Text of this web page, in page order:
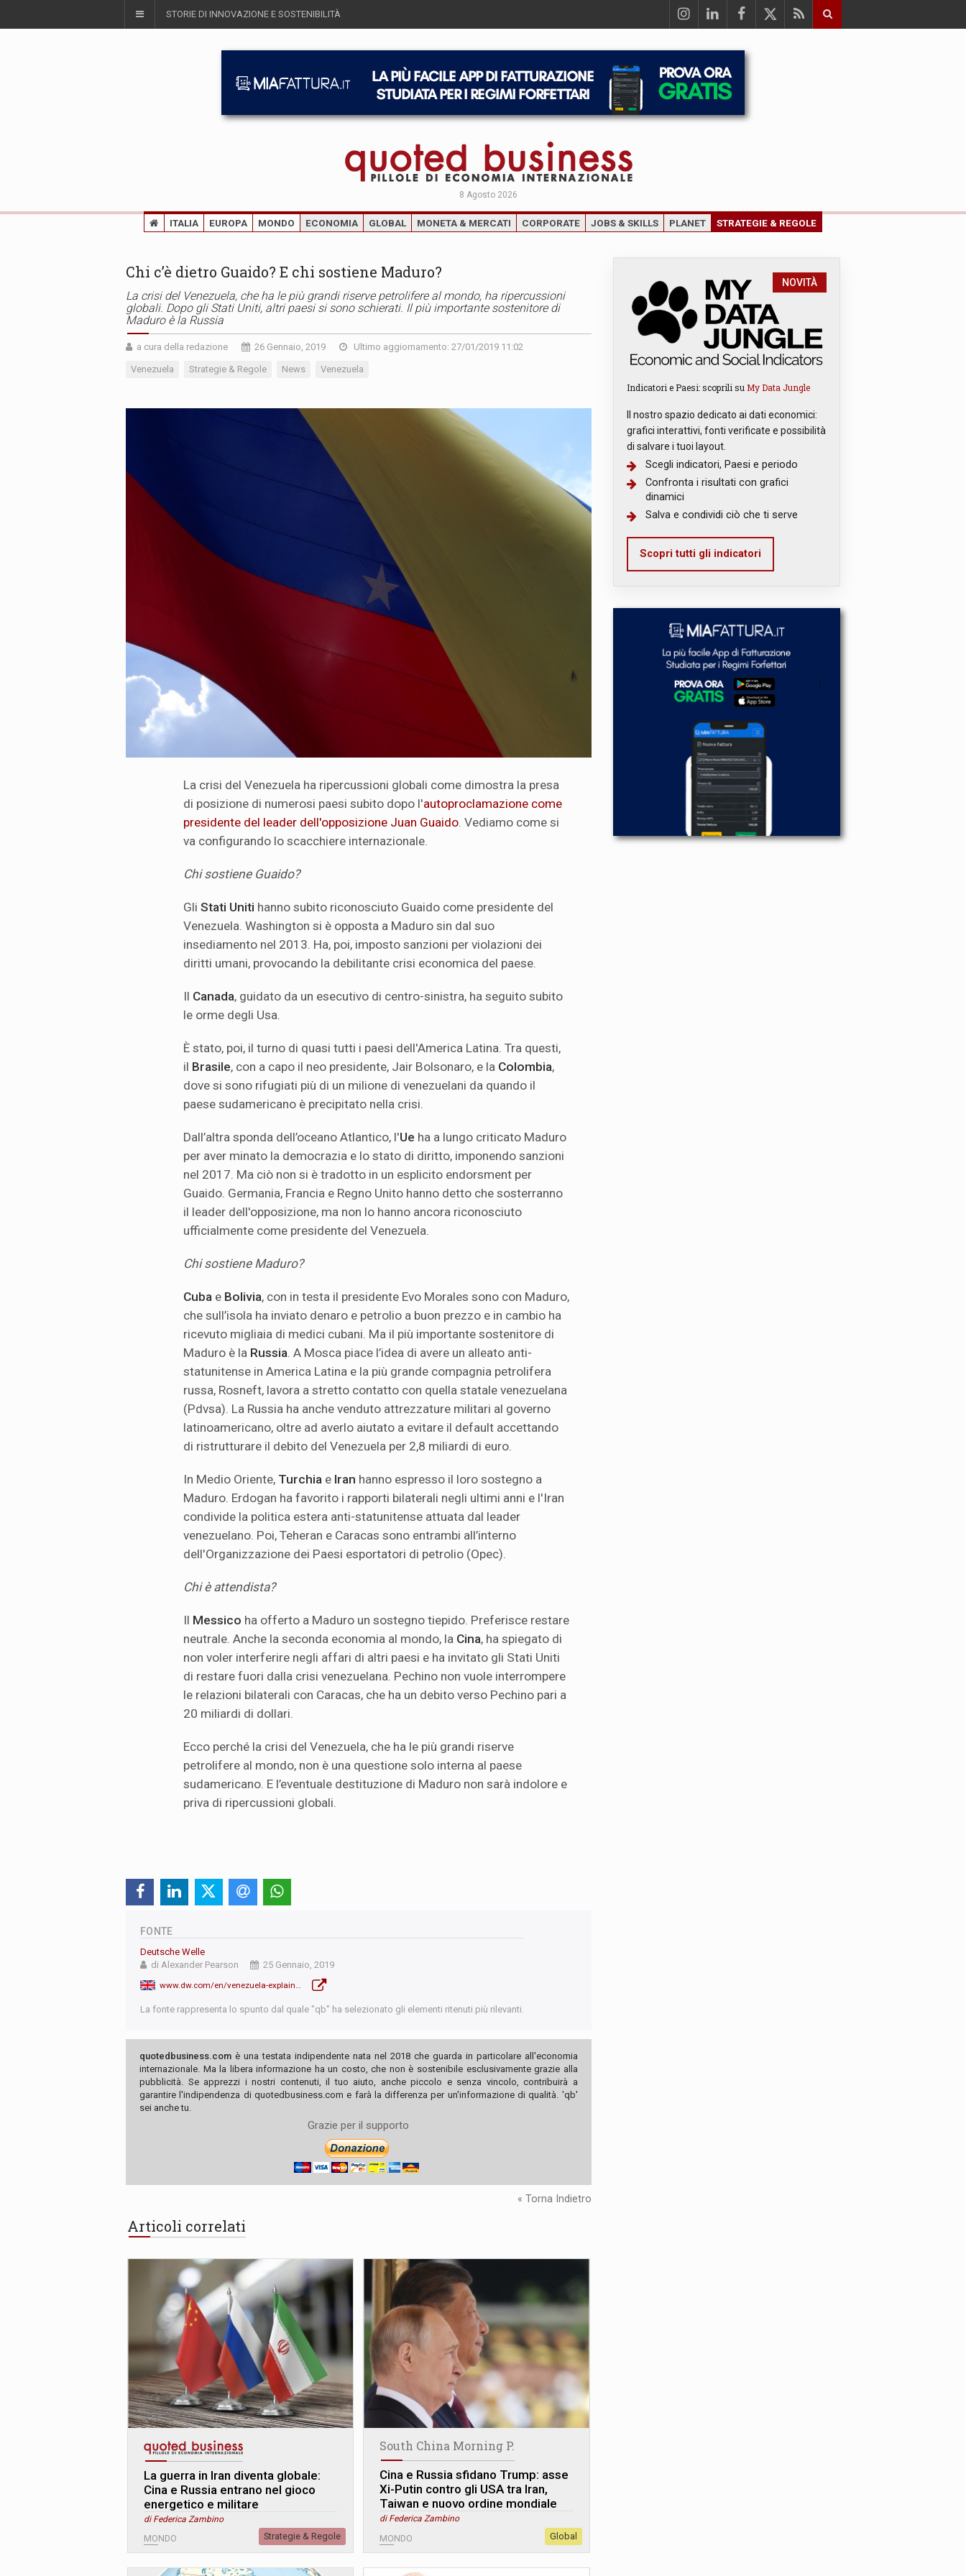
STORIE DI INNOVAZIONE E SOSTENIBILITÀ
8 Agosto 2026
ITALIA EUROPA MONDO ECONOMIA GLOBAL MONETA & MERCATI CORPORATE JOBS & SKILLS PLANET STRATEGIE & REGOLE
Chi c’è dietro Guaido? E chi sostiene Maduro?
La crisi del Venezuela, che ha le più grandi riserve petrolifere al mondo, ha ripercussioni
globali. Dopo gli Stati Uniti, altri paesi si sono schierati. Il più importante sostenitore di
Maduro è la Russia
a cura della redazione 26 Gennaio, 2019 Ultimo aggiornamento: 27/01/2019 11:02
Venezuela Strategie & Regole News Venezuela
La crisi del Venezuela ha ripercussioni globali come dimostra la presa
di posizione di numerosi paesi subito dopo l'autoproclamazione come
presidente del leader dell'opposizione Juan Guaido. Vediamo come si
va configurando lo scacchiere internazionale.
Chi sostiene Guaido?
Gli Stati Uniti hanno subito riconosciuto Guaido come presidente del
Venezuela. Washington si è opposta a Maduro sin dal suo
insediamento nel 2013. Ha, poi, imposto sanzioni per violazioni dei
diritti umani, provocando la debilitante crisi economica del paese.
Il Canada, guidato da un esecutivo di centro-sinistra, ha seguito subito
le orme degli Usa.
È stato, poi, il turno di quasi tutti i paesi dell'America Latina. Tra questi,
il Brasile, con a capo il neo presidente, Jair Bolsonaro, e la Colombia,
dove si sono rifugiati più di un milione di venezuelani da quando il
paese sudamericano è precipitato nella crisi.
Dall’altra sponda dell’oceano Atlantico, l'Ue ha a lungo criticato Maduro
per aver minato la democrazia e lo stato di diritto, imponendo sanzioni
nel 2017. Ma ciò non si è tradotto in un esplicito endorsment per
Guaido. Germania, Francia e Regno Unito hanno detto che sosterranno
il leader dell'opposizione, ma non lo hanno ancora riconosciuto
ufficialmente come presidente del Venezuela.
Chi sostiene Maduro?
Cuba e Bolivia, con in testa il presidente Evo Morales sono con Maduro,
che sull’isola ha inviato denaro e petrolio a buon prezzo e in cambio ha
ricevuto migliaia di medici cubani. Ma il più importante sostenitore di
Maduro è la Russia. A Mosca piace l’idea di avere un alleato anti-
statunitense in America Latina e la più grande compagnia petrolifera
russa, Rosneft, lavora a stretto contatto con quella statale venezuelana
(Pdvsa). La Russia ha anche venduto attrezzature militari al governo
latinoamericano, oltre ad averlo aiutato a evitare il default accettando
di ristrutturare il debito del Venezuela per 2,8 miliardi di euro.
In Medio Oriente, Turchia e Iran hanno espresso il loro sostegno a
Maduro. Erdogan ha favorito i rapporti bilaterali negli ultimi anni e l'Iran
condivide la politica estera anti-statunitense attuata dal leader
venezuelano. Poi, Teheran e Caracas sono entrambi all’interno
dell'Organizzazione dei Paesi esportatori di petrolio (Opec).
Chi è attendista?
Il Messico ha offerto a Maduro un sostegno tiepido. Preferisce restare
neutrale. Anche la seconda economia al mondo, la Cina, ha spiegato di
non voler interferire negli affari di altri paesi e ha invitato gli Stati Uniti
di restare fuori dalla crisi venezuelana. Pechino non vuole interrompere
le relazioni bilaterali con Caracas, che ha un debito verso Pechino pari a
20 miliardi di dollari.
Ecco perché la crisi del Venezuela, che ha le più grandi riserve
petrolifere al mondo, non è una questione solo interna al paese
sudamericano. E l’eventuale destituzione di Maduro non sarà indolore e
priva di ripercussioni globali.
FONTE
Deutsche Welle
di Alexander Pearson
25 Gennaio, 2019
www.dw.com/en/venezuela-explained-who-backs-maduro-who-backs-guaido/a-47229833
La fonte rappresenta lo spunto dal quale "qb" ha selezionato gli elementi ritenuti più rilevanti.
quotedbusiness.com è una testata indipendente nata nel 2018 che guarda in particolare all'economia
internazionale. Ma la libera informazione ha un costo, che non è sostenibile esclusivamente grazie alla
pubblicità. Se apprezzi i nostri contenuti, il tuo aiuto, anche piccolo e senza vincolo, contribuirà a
garantire l'indipendenza di quotedbusiness.com e farà la differenza per un'informazione di qualità. 'qb'
sei anche tu.
Grazie per il supporto
« Torna Indietro
Articoli correlati
La guerra in Iran diventa globale:
Cina e Russia entrano nel gioco
energetico e militare
di Federica Zambino
MONDO Strategie & Regole
South China Morning P.
Cina e Russia sfidano Trump: asse
Xi-Putin contro gli USA tra Iran,
Taiwan e nuovo ordine mondiale
di Federica Zambino
MONDO Global
NOVITÀ
Indicatori e Paesi: scoprili su My Data Jungle
Il nostro spazio dedicato ai dati economici:
grafici interattivi, fonti verificate e possibilità
di salvare i tuoi layout.
Scegli indicatori, Paesi e periodo
Confronta i risultati con grafici
dinamici
Salva e condividi ciò che ti serve
Scopri tutti gli indicatori